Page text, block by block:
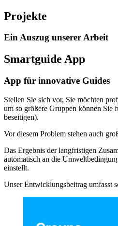
Projekte
Ein Auszug unserer Arbeit
Smartguide App
App für innovative Guides
Stellen Sie sich vor, Sie möchten
um so größere Gruppen können Sie
beseitigen).
Vor diesem Problem stehen auch
Das Ergebnis der langfristigen
automatisch an die
einstellt.
Unser Entwicklungsbeitrag umfasst